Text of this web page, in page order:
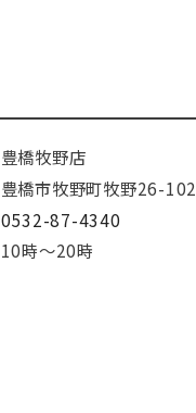
豊橋牧野店
豊橋市牧野町牧野26-102
0532-87-4340
10時～20時